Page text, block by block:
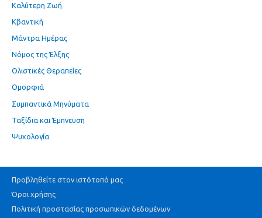
Καλύτερη Ζωή
Κβαντική
Μάντρα Ημέρας
Νόμος της Έλξης
Ολιστικές Θεραπείες
Ομορφιά
Συμπαντικά Μηνύματα
Ταξίδια και Έμπνευση
Ψυχολογία
Προβληθείτε στον ιστότοπό μας
Όροι χρήσης
Πολιτική προστασίας προσωπικών δεδομένων